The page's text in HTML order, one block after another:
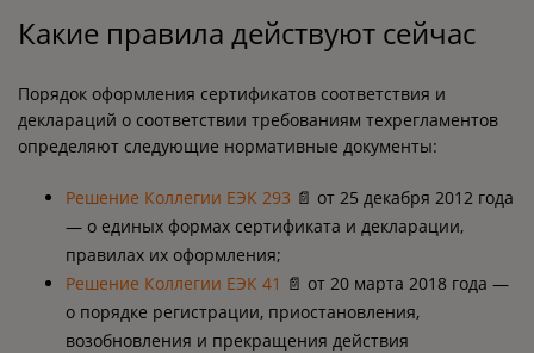
Какие правила действуют сейчас
Порядок оформления сертификатов соответствия и
деклараций о соответствии требованиям техрегламентов
определяют следующие нормативные документы:
Решение Коллегии ЕЭК 293 📄 от 25 декабря 2012 года
— о единых формах сертификата и декларации,
правилах их оформления;
Решение Коллегии ЕЭК 41 📄 от 20 марта 2018 года —
о порядке регистрации, приостановления,
возобновления и прекращения действия